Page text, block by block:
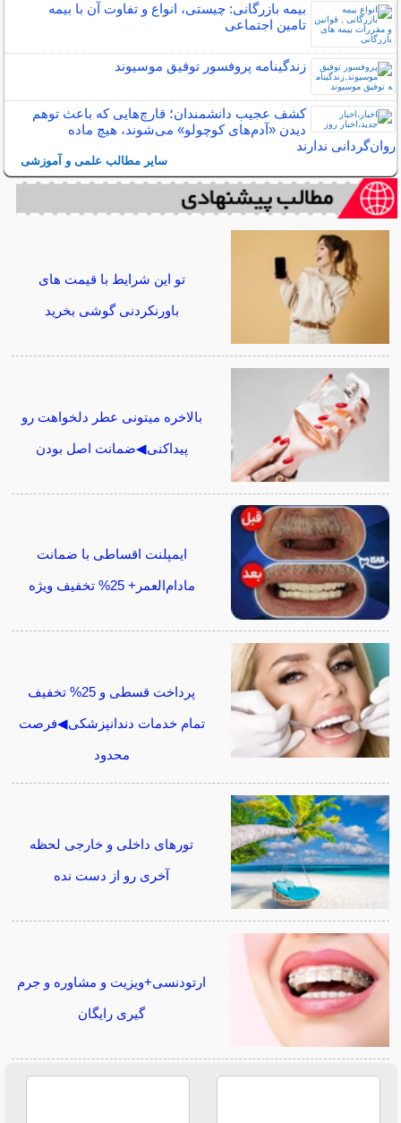
بیمه بازرگانی: چیستی، انواع و تفاوت آن با بیمه
تامین اجتماعی
زندگینامه پروفسور توفیق موسیوند
کشف عجیب دانشمندان؛ قارچ‌هایی که باعث توهم
دیدن «آدم‌های کوچولو» می‌شوند، هیچ ماده
روان‌گردانی ندارند
سایر مطالب علمی و آموزشی
تو این شرایط با قیمت های
باورنکردنی گوشی بخرید
بالاخره میتونی عطر دلخواهت رو
پیداکنی◀ضمانت اصل بودن
ایمپلنت اقساطی با ضمانت
مادام‌العمر+ 25% تخفیف ویژه
پرداخت قسطی و 25% تخفیف
تمام خدمات دندانپزشکی◀فرصت
محدود
تورهای داخلی و خارجی لحظه
آخری رو از دست نده
ارتودنسی+ویزیت و مشاوره و جرم
گیری رایگان